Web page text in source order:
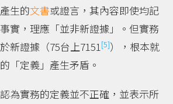
生的文書或證言，其內容即使均記
實，理應「並非新證據」。但實務
新證據（75台上7151 [5]），根本就
「定義」產生矛盾。
為實務的定義並不正確，並表示所